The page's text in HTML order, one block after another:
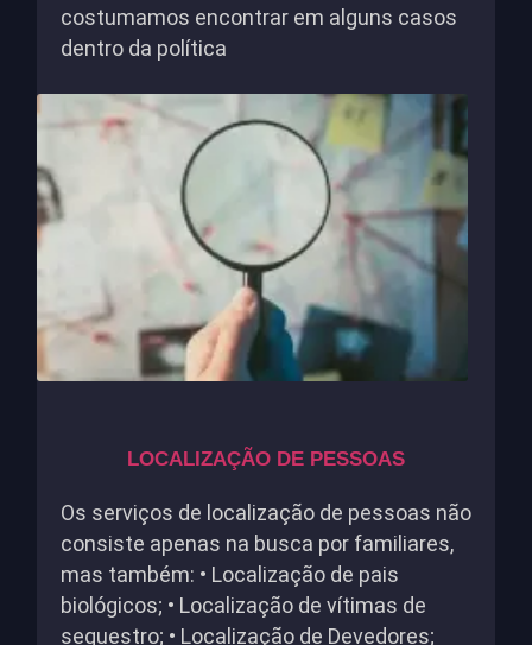
costumamos encontrar em alguns casos
dentro da política
LOCALIZAÇÃO DE PESSOAS
Os serviços de localização de pessoas não
consiste apenas na busca por familiares,
mas também: • Localização de pais
biológicos; • Localização de vítimas de
sequestro; • Localização de Devedores;